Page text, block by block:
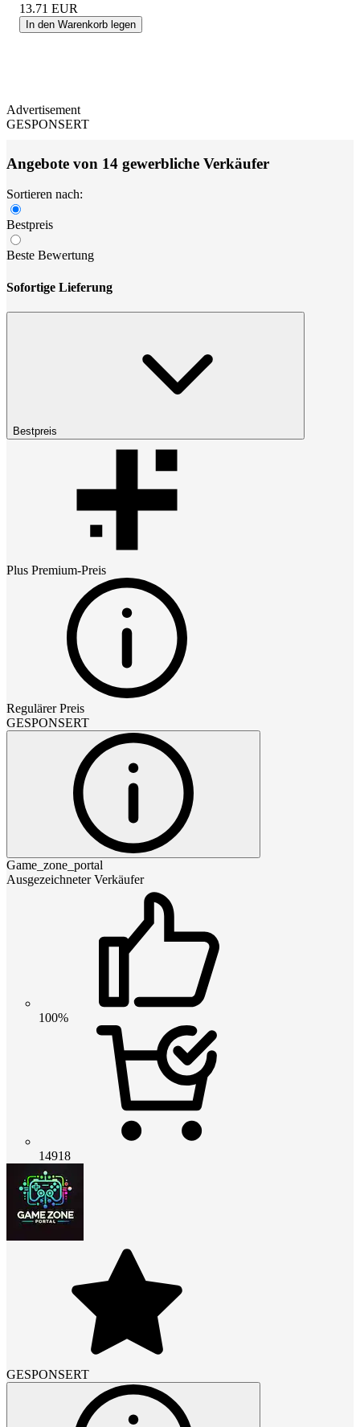
13.71 EUR
In den Warenkorb legen
Advertisement
GESPONSERT
Angebote von 14 gewerbliche Verkäufer
Sortieren nach:
Bestpreis
Beste Bewertung
Sofortige Lieferung
Bestpreis
Plus Premium-Preis
Regulärer Preis
GESPONSERT
Game_zone_portal
Ausgezeichneter Verkäufer
100%
14918
GESPONSERT